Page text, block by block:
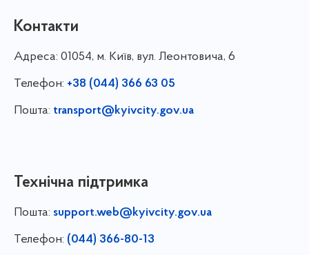
Контакти
Адреса: 01054, м. Київ, вул. Леонтовича, 6
Телефон: +38 (044) 366 63 05
Пошта: transport@kyivcity.gov.ua
Технічна підтримка
Пошта: support.web@kyivcity.gov.ua
Телефон: (044) 366-80-13